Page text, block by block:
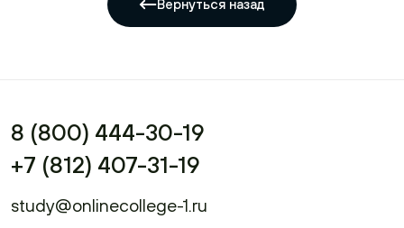
Вернуться назад
8 (800) 444-30-19
+7 (812) 407-31-19
study@onlinecollege-1.ru